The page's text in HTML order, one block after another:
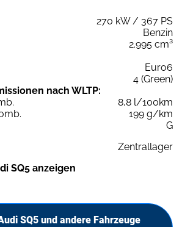
270 kW / 367 PS
Benzin
2.995 cm³
Euro6
4 (Green)
nach WLTP:
8,8 l/100km
199 g/km
G
Zentrallager
SQ5 anzeigen
SQ5 und andere Fahrzeuge